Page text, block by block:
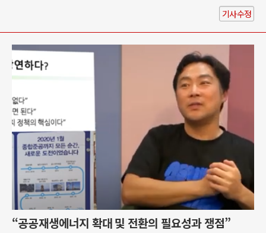
기사수정
“공공재생에너지 확대 및 전환의 필요성과 쟁점”